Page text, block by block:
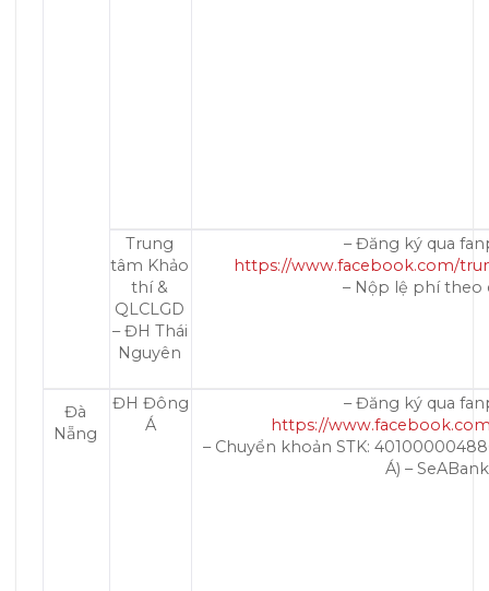
Trung
tâm Khảo
thí &
QLCLGD
– ĐH Thái
Nguyên
– Đăng ký qua
https://www.facebook.com/
– Nộp lệ phí theo
Đà
Nẵng
ĐH Đông
Á
– Đăng ký qua
https://
– Chuyển khoản STK:
Á) – SeABank